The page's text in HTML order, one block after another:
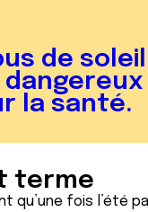
de soleil
la santé.
terme
qu’une fois l’été